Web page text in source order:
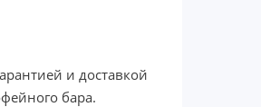
и доставкой
бара.